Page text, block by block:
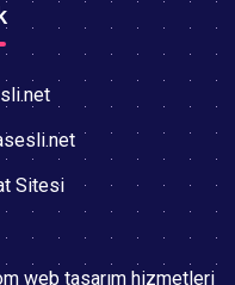
Sitesi
web tasarım hizmetleri